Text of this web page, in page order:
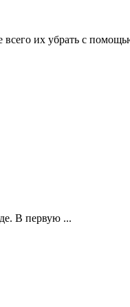
их убрать с
В первую ...